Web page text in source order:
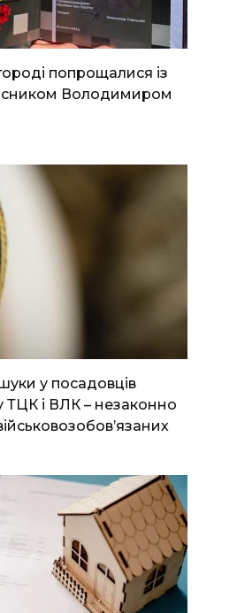
попрощалися із
Володимиром
у посадовців
ТЦК і ВЛК – незаконно